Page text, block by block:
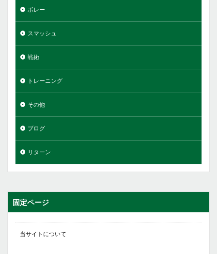
ボレー
スマッシュ
戦術
トレーニング
その他
ブログ
リターン
固定ページ
当サイトについて